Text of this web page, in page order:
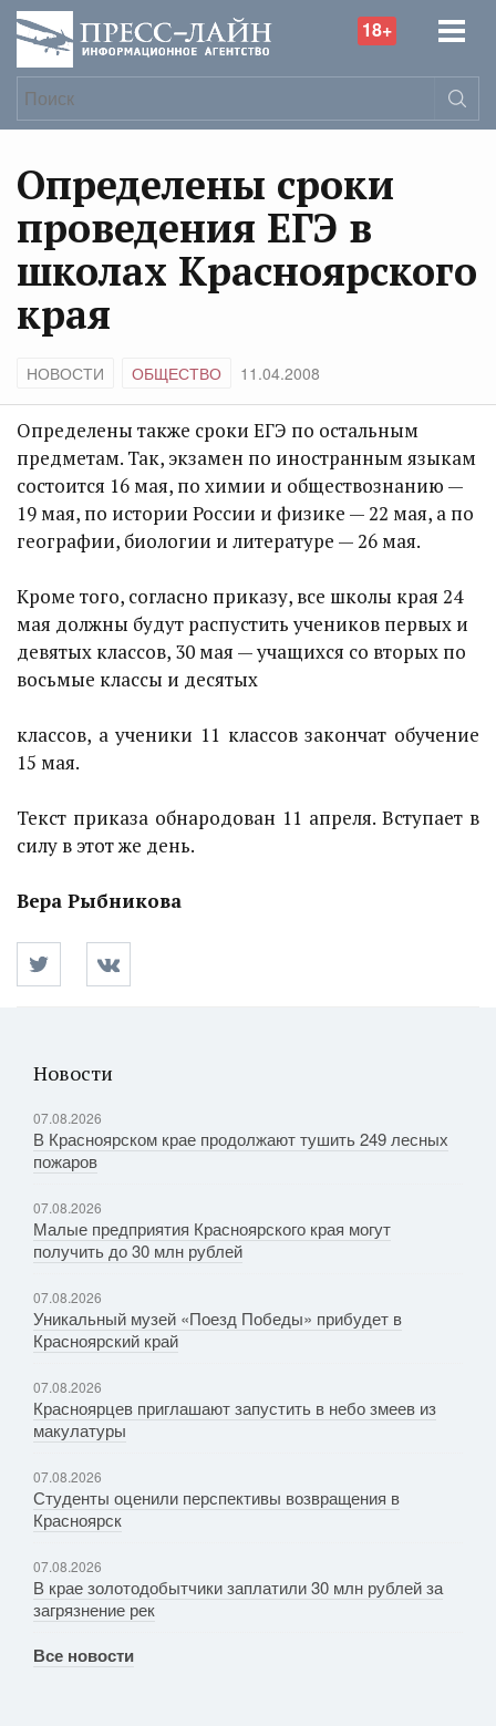
18+
Определены сроки
проведения ЕГЭ в
школах Красноярского
края
НОВОСТИ ОБЩЕСТВО 11.04.2008
Определены также сроки ЕГЭ по остальным
предметам. Так, экзамен по иностранным языкам
состоится 16 мая, по химии и обществознанию —
19 мая, по истории России и физике — 22 мая, а по
географии, биологии и литературе — 26 мая.
Кроме того, согласно приказу, все школы края 24
мая должны будут распустить учеников первых и
девятых классов, 30 мая — учащихся со вторых по
восьмые классы и десятых
классов, а ученики 11 классов закончат обучение
15 мая.
Текст приказа обнародован 11 апреля. Вступает в
силу в этот же день.
Вера Рыбникова
Новости
07.08.2026
В Красноярском крае продолжают тушить 249 лесных
пожаров
07.08.2026
Малые предприятия Красноярского края могут
получить до 30 млн рублей
07.08.2026
Уникальный музей «Поезд Победы» прибудет в
Красноярский край
07.08.2026
Красноярцев приглашают запустить в небо змеев из
макулатуры
07.08.2026
Студенты оценили перспективы возвращения в
Красноярск
07.08.2026
В крае золотодобытчики заплатили 30 млн рублей за
загрязнение рек
Все новости